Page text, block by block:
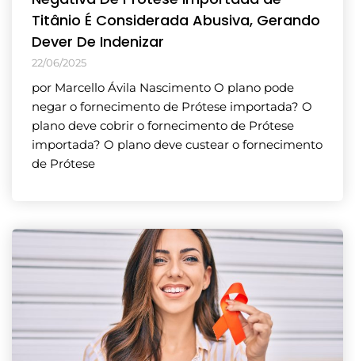
Titânio É Considerada Abusiva, Gerando
Dever De Indenizar
22/06/2025
por Marcello Ávila Nascimento O plano pode
negar o fornecimento de Prótese importada? O
plano deve cobrir o fornecimento de Prótese
importada? O plano deve custear o fornecimento
de Prótese